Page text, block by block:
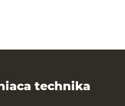
technika